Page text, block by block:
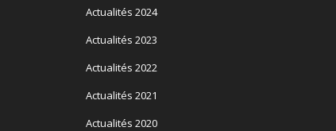
Actualités 2024
Actualités 2023
Actualités 2022
Actualités 2021
Actualités 2020